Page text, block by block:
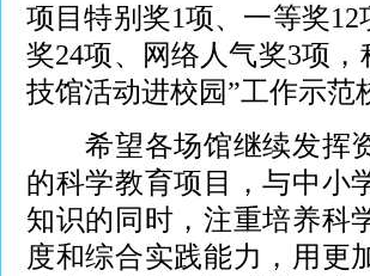
项目特别奖1项、一等奖
奖24项、网络人气奖3项
技馆活动进校园”工作示范
希望各场馆继续发挥资
的科学教育项目，与中小
知识的同时，注重培养科
度和综合实践能力，用更